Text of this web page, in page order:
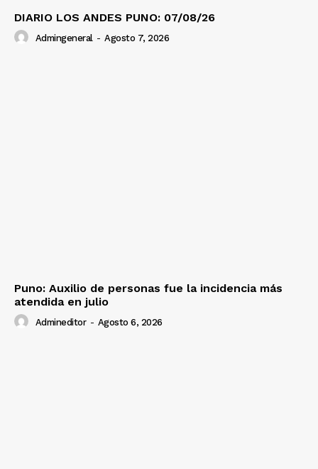
DIARIO LOS ANDES PUNO: 07/08/26
Admingeneral - Agosto 7, 2026
Puno: Auxilio de personas fue la incidencia más
atendida en julio
Admineditor - Agosto 6, 2026